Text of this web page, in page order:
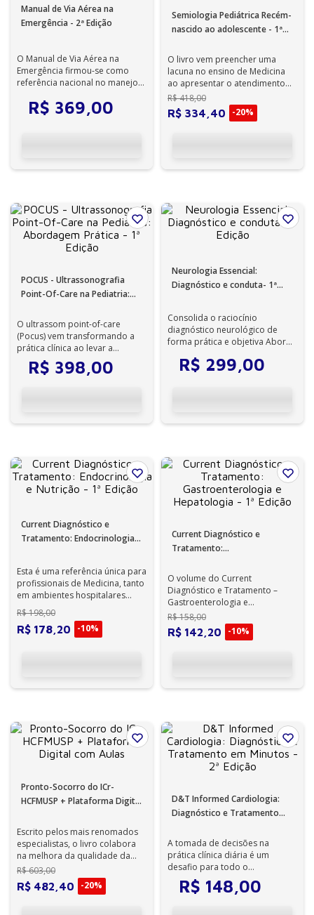
Manual de Via Aérea na
Emergência - 2ª Edição
O Manual de Via Aérea na
Emergência firmou-se como
referência nacional no manejo
críticos. Em s...
R$ 369,00
Semiologia Pediátrica Recém-
nascido ao adolescente - 1ª
O livro vem preencher uma
lacuna no ensino de Medicina
ao apresentar o atendimento
médico personalizado às
necessidades ...
R$418,00
R$ 334 40 -20%
POCUS - Ultrassonografia
Point-Of-Care na Pediatria:
Edição
O ultrassom point-of-care
(Pocus) vem transformando a
prática clínica ao levar a
imagem diagnóstica para a
beira do leit...
R$ 398,00
Neurologia Essencial:
Diagnóstico e conduta- 1ª
Consolida o raciocínio
diagnóstico neurológico de
forma prática e objetiva Aborda
neurológicas com...
R$ 299,00
Current Diagnóstico e
Tratamento: Endocrinologia e
Esta é uma referência única para
profissionais de Medicina, tanto
em ambientes hospitalares
como ambulatoriais.
R$198,00
R$ 178 20 -10%
Current Diagnóstico e
Tratamento:
Hepatologia - 1ª Edição
O volume do Current
Diagnóstico e Tratamento –
Gastroenterologia e
Hepatologia foi criado com
base na edição brasileira ...
R$158,00
R$ 142 20 -10%
Pronto-Socorro do ICr-
HCFMUSP + Plataforma Digital
Escrito pelos mais renomados
especialistas, o livro colabora
na melhora da qualidade da
atenção à criança e ao
adolescen...
R$603,00
R$ 482 40 -20%
D&T Informed Cardiologia:
Diagnóstico e Tratamento
A tomada de decisões na
prática clínica diária é um
desafio para todo o
profissional da saúde.
R$ 148,00